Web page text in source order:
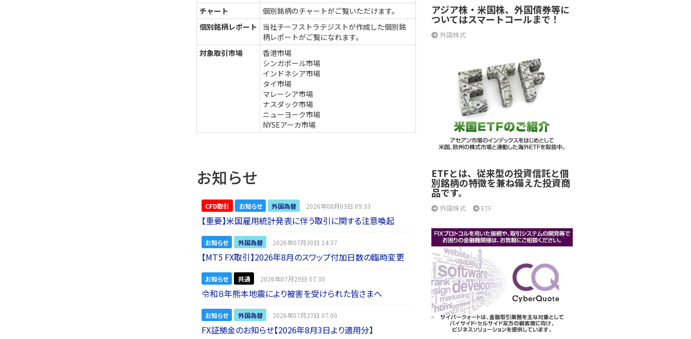
チャート
個別銘柄のチャートがご覧いただけます。
個別銘柄レポート
当社チーフストラテジストが作成した個別銘
柄レポートがご覧になれます。
対象取引市場
香港市場
シンガポール市場
インドネシア市場
タイ市場
マレーシア市場
ナスダック市場
ニューヨーク市場
NYSEアーカ市場
お知らせ
CFD取引 お知らせ 外国為替 2026年08月03日 09:33
【重要】米国雇用統計発表に伴う取引に関する注意喚起
お知らせ 外国為替 2026年07月30日 14:37
【MT5 FX取引】2026年8月のスワップ付加日数の臨時変更
お知らせ 共通 2026年07月29日 07:30
令和８年熊本地震により被害を受けられた皆さまへ
お知らせ 外国為替 2026年07月27日 07:00
FX証拠金のお知らせ【2026年8月3日より適用分】
アジア株・米国株、外国債券等に
ついてはスマートコールまで！
外国株式
ETFとは、従来型の投資信託と個
別銘柄の特徴を兼ね備えた投資商
品です。
外国株式 ETF